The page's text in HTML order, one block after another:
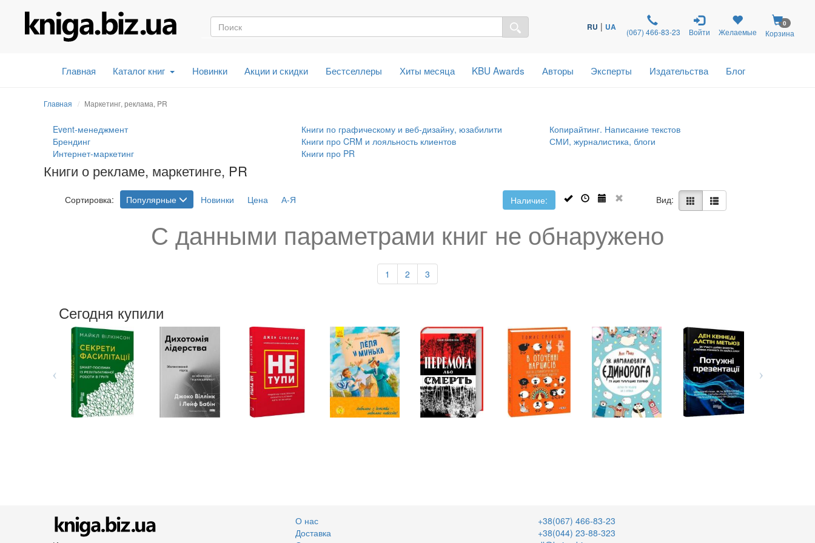
RU | UA (067) 466-83-23 Войти Желаемые
0
Корзина
Главная Каталог книг Новинки Акции и скидки Бестселлеры Хиты месяца KBU Awards Авторы Эксперты Издательства Блог
Главная Маркетинг, реклама, PR
Event-менеджмент
Брендинг
Интернет-маркетинг
Книги по графическому и веб-дизайну, юзабилити
Книги про CRM и лояльность клиентов
Книги про PR
Копирайтинг. Написание текстов
СМИ, журналистика, блоги
Книги о рекламе, маркетинге, PR
Сортировка: Популярные Новинки Цена А-Я Наличие: Вид:
С данными параметрами книг не обнаружено
1 2 3
Сегодня купили
О нас
Доставка
+38(067) 466-83-23
+38(044) 23-88-323